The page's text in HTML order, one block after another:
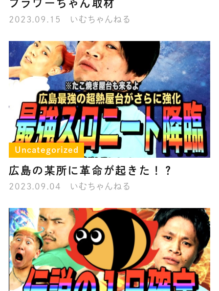
フラワーちゃん取材
2023.09.15 いむちゃんねる
Uncategorized
広島の某所に革命が起きた！？
2023.09.04 いむちゃんねる